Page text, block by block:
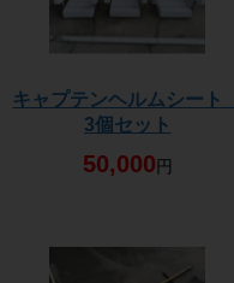
キャプテンヘルムシート
3個セット
50,000 円